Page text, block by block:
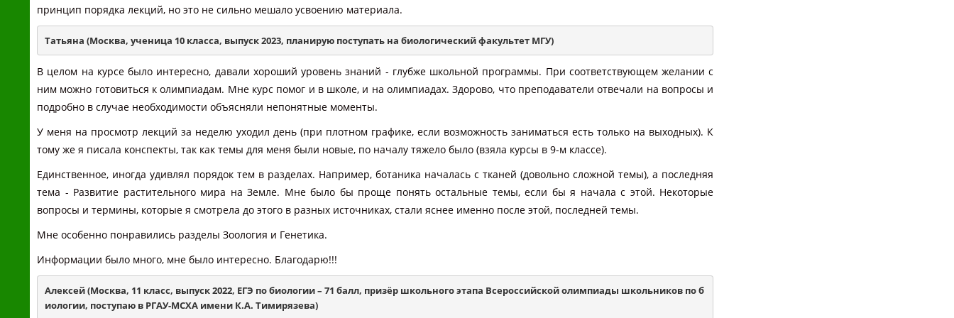
принцип порядка лекций, но это не сильно мешало усвоению материала.
Татьяна (Москва, ученица 10 класса, выпуск 2023, планирую поступать на биологический факультет МГУ)
В целом на курсе было интересно, давали хороший уровень знаний - глубже школьной программы. При соответствующем желании с
ним можно готовиться к олимпиадам. Мне курс помог и в школе, и на олимпиадах. Здорово, что преподаватели отвечали на вопросы и
подробно в случае необходимости объясняли непонятные моменты.
У меня на просмотр лекций за неделю уходил день (при плотном графике, если возможность заниматься есть только на выходных). К
тому же я писала конспекты, так как темы для меня были новые, по началу тяжело было (взяла курсы в 9-м классе).
Единственное, иногда удивлял порядок тем в разделах. Например, ботаника началась с тканей (довольно сложной темы), а последняя
тема - Развитие растительного мира на Земле. Мне было бы проще понять остальные темы, если бы я начала с этой. Некоторые
вопросы и термины, которые я смотрела до этого в разных источниках, стали яснее именно после этой, последней темы.
Мне особенно понравились разделы Зоология и Генетика.
Информации было много, мне было интересно. Благодарю!!!
Алексей (Москва, 11 класс, выпуск 2022, ЕГЭ по биологии – 71 балл, призёр школьного этапа Всероссийской олимпиады школьников по б
иологии, поступаю в РГАУ-МСХА имени К.А. Тимирязева)